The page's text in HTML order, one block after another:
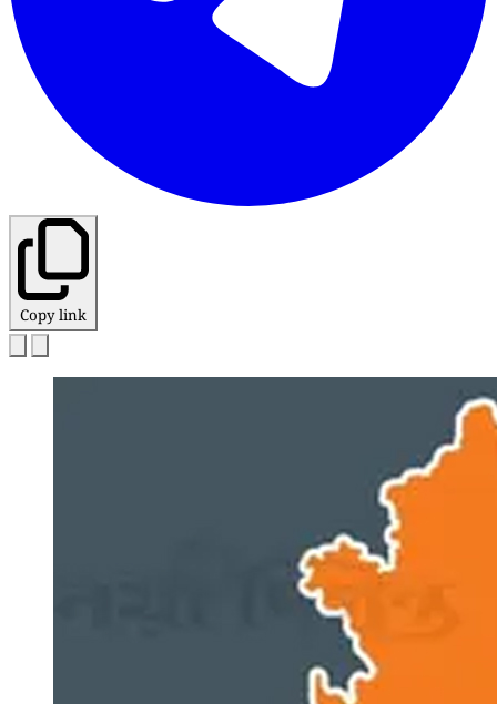
Copy link